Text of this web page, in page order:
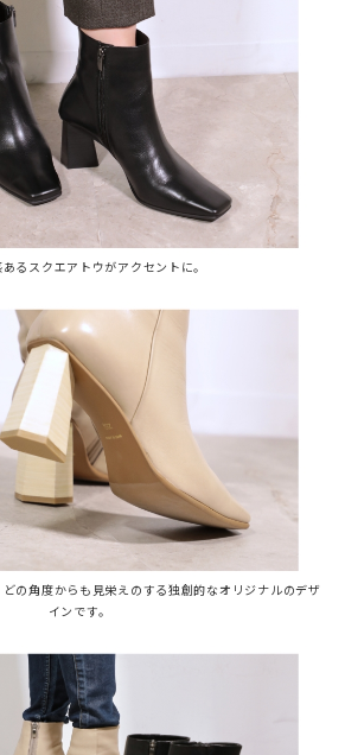
るスクエアトウがアクセントに。
の角度からも見栄えのする独創的なオリジナルのデザ
インです。